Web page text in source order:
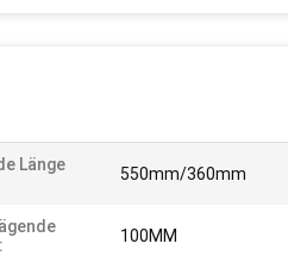
Länge
550mm/360mm
100MM